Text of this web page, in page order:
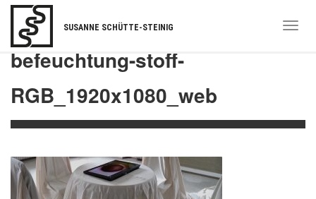
SUSANNE SCHÜTTE-STEINIG
befeuchtung-stoff-
RGB_1920x1080_web